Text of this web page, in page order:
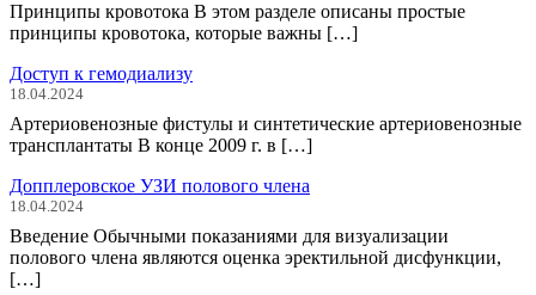
Принципы кровотока В этом разделе описаны простые
принципы кровотока, которые важны […]
Доступ к гемодиализу
18.04.2024
Артериовенозные фистулы и синтетические артериовенозные
трансплантаты В конце 2009 г. в […]
Допплеровское УЗИ полового члена
18.04.2024
Введение Обычными показаниями для визуализации
полового члена являются оценка эректильной дисфункции,
[…]